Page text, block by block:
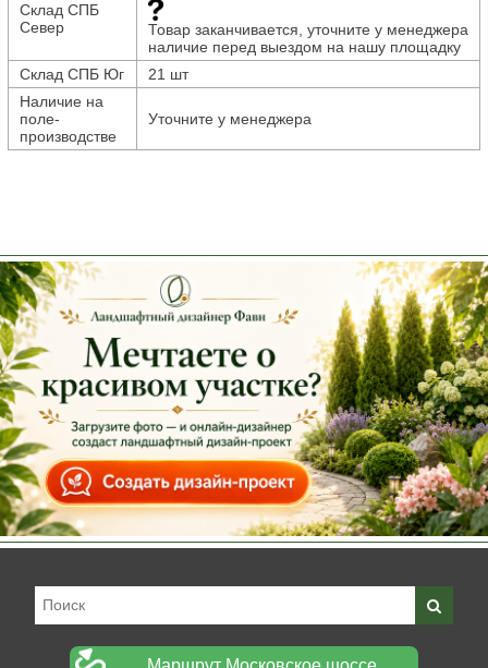
Склад СПБ
Север
Товар заканчивается, уточните у менеджера
наличие перед выездом на нашу площадку
Склад СПБ Юг
21 шт
Наличие на
поле-
производстве
Уточните у менеджера